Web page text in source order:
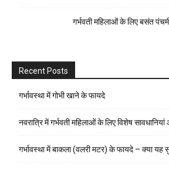
गर्भवती महिलाओं के लिए बसंत
Recent Posts
गर्भावस्था में गोभी खाने के फायदे
नवरात्रि में गर्भवती महिलाओं के लिए विशेष
गर्भावस्था में बाकला (वलरी मटर) के फायदे – क्या यह